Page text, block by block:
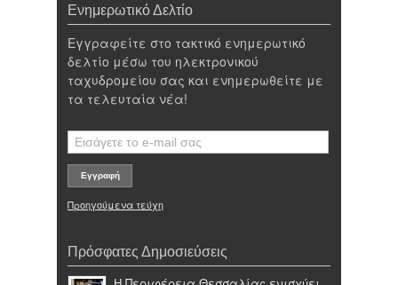
Ενημερωτικό Δελτίο
Εγγραφείτε στο τακτικό ενημερωτικό
δελτίο μέσω του ηλεκτρονικού
ταχυδρομείου σας και ενημερωθείτε με
τα τελευταία νέα!
Προηγούμενα τεύχη
Πρόσφατες Δημοσιεύσεις